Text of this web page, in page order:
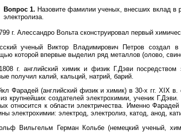
Вопрос 1. Назовите фамилии ученых, внесших вклад в
электролиза.
г. Алессандро Вольта сконструировал первый
ученый Виктор Владимирович Петров создал
которой впервые выделил ряд металлов (олово,
г. английский химик и физик Г.Дэви посредством
получил калий, кальций, натрий, барий.
Фарадей (английский физик и химик) в 30-х гг. XIX
крупнейших создателей электрохимии, ученик
относится к области электричества. Именно
электрохимии: электрод, электролиз, катод, анод,
Вильгельм Герман Кольбе (немецкий ученый,